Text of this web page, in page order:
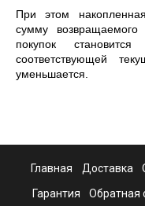
При этом
сумму
покупок
соответствующей
уменьшается.
Главная Доставка
Гарантия Обратная